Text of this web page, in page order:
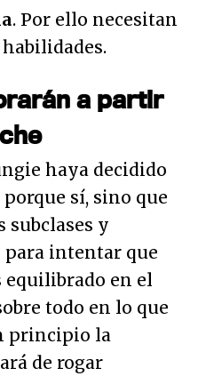
. Por ello necesitan
a partir
haya decidido
sí, sino que
subclases y
para intentar que
equilibrado en el
todo en lo que
principio la
de rogar